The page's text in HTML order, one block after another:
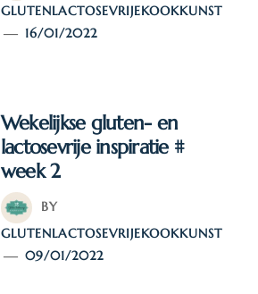
GLUTENLACTOSEVRIJEKOOKKUNST
16/01/2022
Wekelijkse gluten- en
lactosevrije inspiratie #
week 2
BY
GLUTENLACTOSEVRIJEKOOKKUNST
09/01/2022